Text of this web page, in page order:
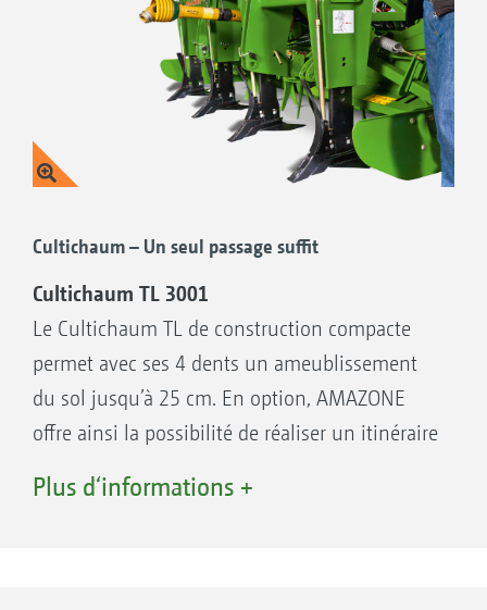
Cultichaum – Un seul passage suffit
Cultichaum TL 3001
Le Cultichaum TL de construction compacte
permet avec ses 4 dents un ameublissement
du sol jusqu’à 25 cm. En option, AMAZONE
offre ainsi la possibilité de réaliser un itinéraire
important. La culture sans labour avec
Plus d‘informations +